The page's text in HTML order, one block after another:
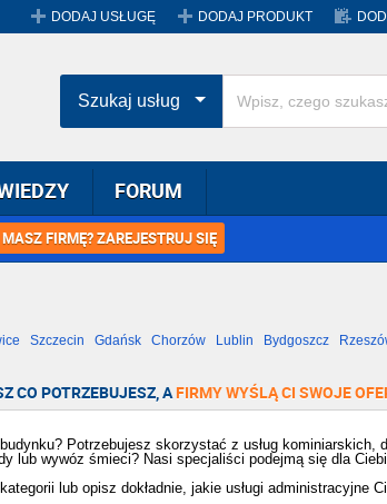
DODAJ USŁUGĘ DODAJ PRODUKT
MASZ FIRMĘ? ZAREJESTRUJ SIĘ
FORUM
Szukaj usług
Szczecin Gdańsk Chorzów Lublin Bydgoszcz
CO POTRZEBUJESZ, AFIRMY WYŚLĄ CI SWOJE
Potrzebujesz skorzystać z usług
lub wywóz śmieci? Nasi specjaliści podejmą się dla
lub opisz dokładnie, jakie usługi administracyjne